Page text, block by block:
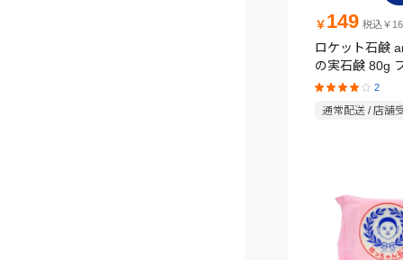
￥ 149 税込￥
ロケット石鹸
の実石鹸 80g
の香り
2
通常配送 / 店舗